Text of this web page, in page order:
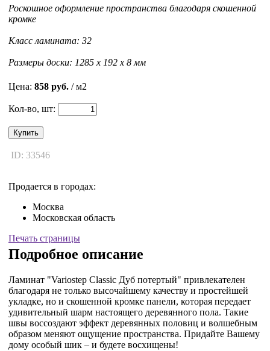
Роскошное оформление пространства благодаря скошенной
кромке
Класс ламината: 32
Размеры доски: 1285 x 192 x 8 мм
Цена: 858 руб. / м2
Кол-во, шт:
Купить
ID: 33546
Продается в городах:
Москва
Московская область
Печать страницы
Подробное описание
Ламинат "Variostep Classic Дуб потертый" привлекателен
благодаря не только высочайшему качеству и простейшей
укладке, но и скошенной кромке панели, которая передает
удивительный шарм настоящего деревянного пола. Такие
швы воссоздают эффект деревянных половиц и волшебным
образом меняют ощущение пространства. Придайте Вашему
дому особый шик – и будете восхищены!